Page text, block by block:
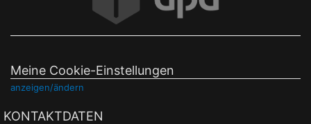
Meine Cookie-Einstellungen
anzeigen/ändern
KONTAKTDATEN